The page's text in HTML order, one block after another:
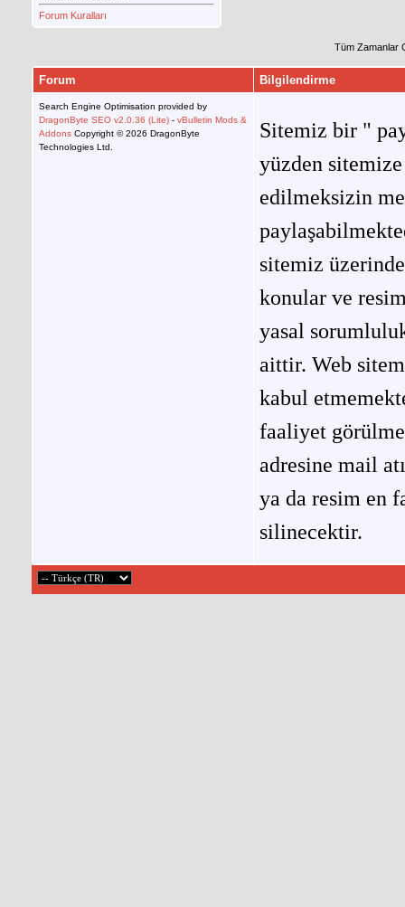
Forum Kuralları
Tüm Zamanlar
Forum Bilgilendirme
Search Engine Optimisation provided by
DragonByte SEO v2.0.36 (Lite) - vBulletin Mods &
Addons Copyright © 2026 DragonByte
Technologies Ltd.
Sitemiz bir "
yüzden
edilmeksizin
sitemiz
konular ve
yasal
aittir. Web
kabul
faaliyet
adresine mail
ya da resim en
silinecektir.